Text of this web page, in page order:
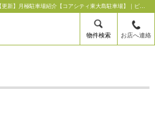
月極駐車場紹介【コアシティ東大島駐車場】【更新】月極駐車場紹介【コアシティ東大島駐車場】｜ピタットハウス東大島店【株式会社ドリームジャパン】
物件検索 お店へ連絡